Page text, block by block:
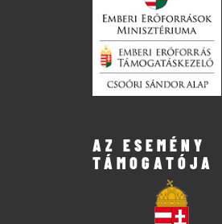
AZ ESEMÉNY
TÁMOGATÓJA